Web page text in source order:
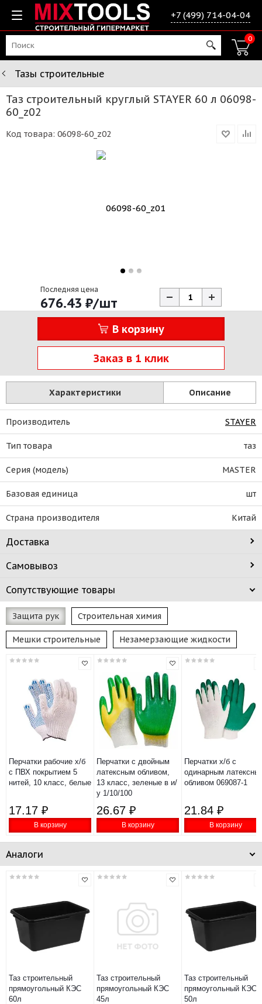
+7 (499) 714-04-04
0
Тазы строительные
Таз строительный круглый STAYER 60 л 06098-
60_z02
Код товара: 06098-60_z02
Последняя цена
676.43 ₽/шт
В корзину
Заказ в 1 клик
Характеристики Описание
Производитель STAYER
Тип товара таз
Серия (модель) MASTER
Базовая единица шт
Страна производителя Китай
Доставка
Самовывоз
Сопутствующие товары
Защита рук Строительная химия
Мешки строительные Незамерзающие жидкости
Перчатки рабочие х/б
с ПВХ покрытием 5
нитей, 10 класс, белые
17.17 ₽
В корзину
Перчатки с двойным
латексным обливом,
13 класс, зеленые в и/
у 1/10/100
26.67 ₽
В корзину
Перчатки х/б с
одинарным
обливом 069087-1
21.84 ₽
В корзину
Аналоги
Таз строительный
прямоугольный КЭС
60л
Таз строительный
прямоугольный КЭС
45л
Таз строительный
прямоугольный КЭС
50л